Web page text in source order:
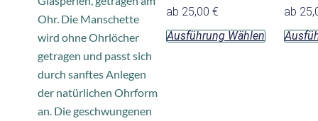
Optionen
können
auf
der
Produktseite
gewählt
ab 25,00 €
Ausführung Wählen
Optionen
können
ab